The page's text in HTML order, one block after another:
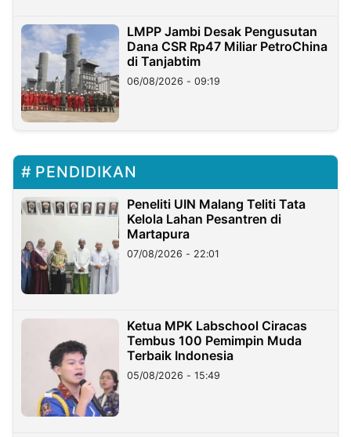
LMPP Jambi Desak Pengusutan
Dana CSR Rp47 Miliar PetroChina
di Tanjabtim
06/08/2026 - 09:19
PENDIDIKAN
Peneliti UIN Malang Teliti Tata
Kelola Lahan Pesantren di
Martapura
07/08/2026 - 22:01
Ketua MPK Labschool Ciracas
Tembus 100 Pemimpin Muda
Terbaik Indonesia
05/08/2026 - 15:49